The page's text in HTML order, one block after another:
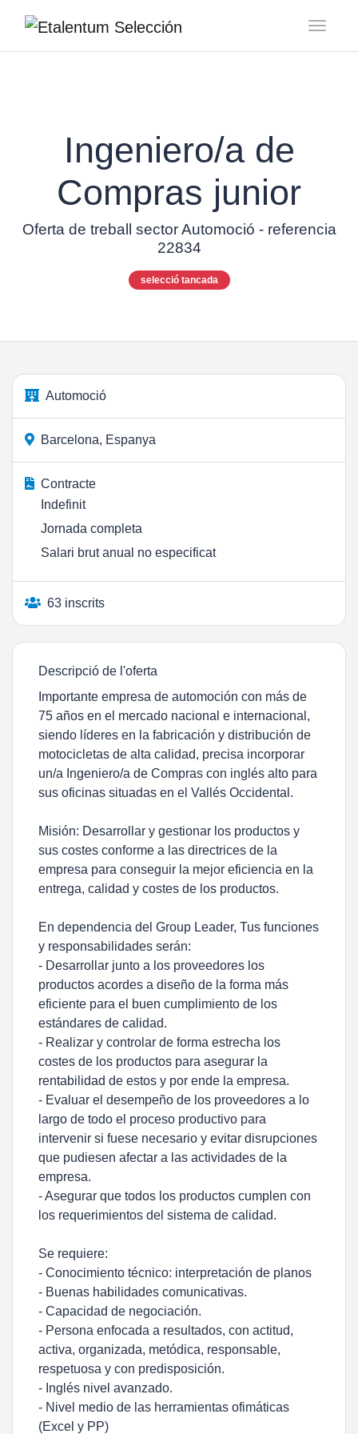
Ingeniero/a de
Compras junior
Oferta de treball sector Automoció - referencia
22834
selecció tancada
Automoció
Barcelona, Espanya
Contracte
Indefinit
Jornada completa
Salari brut anual no especificat
63 inscrits
Descripció de l'oferta
Importante empresa de automoción con más de
75 años en el mercado nacional e internacional,
siendo líderes en la fabricación y distribución de
motocicletas de alta calidad, precisa incorporar
un/a Ingeniero/a de Compras con inglés alto para
sus oficinas situadas en el Vallés Occidental.
Misión: Desarrollar y gestionar los productos y
sus costes conforme a las directrices de la
empresa para conseguir la mejor eficiencia en la
entrega, calidad y costes de los productos.
En dependencia del Group Leader, Tus funciones
y responsabilidades serán:
- Desarrollar junto a los proveedores los
productos acordes a diseño de la forma más
eficiente para el buen cumplimiento de los
estándares de calidad.
- Realizar y controlar de forma estrecha los
costes de los productos para asegurar la
rentabilidad de estos y por ende la empresa.
- Evaluar el desempeño de los proveedores a lo
largo de todo el proceso productivo para
intervenir si fuese necesario y evitar disrupciones
que pudiesen afectar a las actividades de la
empresa.
- Asegurar que todos los productos cumplen con
los requerimientos del sistema de calidad.
Se requiere:
- Conocimiento técnico: interpretación de planos
- Buenas habilidades comunicativas.
- Capacidad de negociación.
- Persona enfocada a resultados, con actitud,
activa, organizada, metódica, responsable,
respetuosa y con predisposición.
- Inglés nivel avanzado.
- Nivel medio de las herramientas ofimáticas
(Excel y PP)